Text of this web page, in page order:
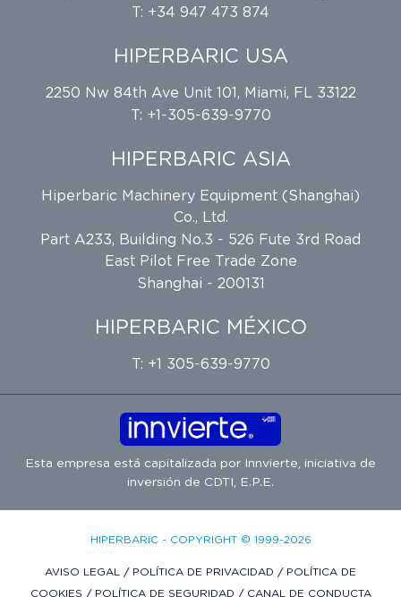
T: +34 947 473 874
HIPERBARIC USA
2250 Nw 84th Ave Unit 101, Miami, FL 33122
T: +1-305-639-9770
HIPERBARIC ASIA
Hiperbaric Machinery Equipment (Shanghai)
Co., Ltd.
Part A233, Building No.3 - 526 Fute 3rd Road
East Pilot Free Trade Zone
Shanghai - 200131
HIPERBARIC MÉXICO
T: +1 305-639-9770
Esta empresa está capitalizada por Innvierte, iniciativa de
inversión de CDTI, E.P.E.
HIPERBARIC - COPYRIGHT © 1999-2026
AVISO LEGAL / POLÍTICA DE PRIVACIDAD / POLÍTICA DE
COOKIES / POLÍTICA DE SEGURIDAD / CANAL DE CONDUCTA